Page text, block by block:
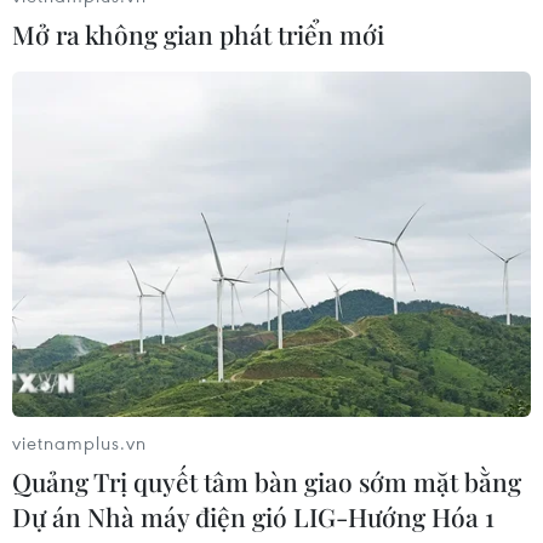
06/08/2026 13:41
Cà Mau hợp nhất 4 trường cao đẳng,
tăng quy mô đào tạo nhân lực chất
lượng cao
06/08/2026 11:43
Các trường đại học sẽ xét tuyển thí
sinh Trường THTP chuyên Tuyên
Mở ra không gian phát triển mới
vietnamplus.vn
Quảng Trị quyết tâm bàn giao sớm mặt bằng
Dự án Nhà máy điện gió LIG-Hướng Hóa 1